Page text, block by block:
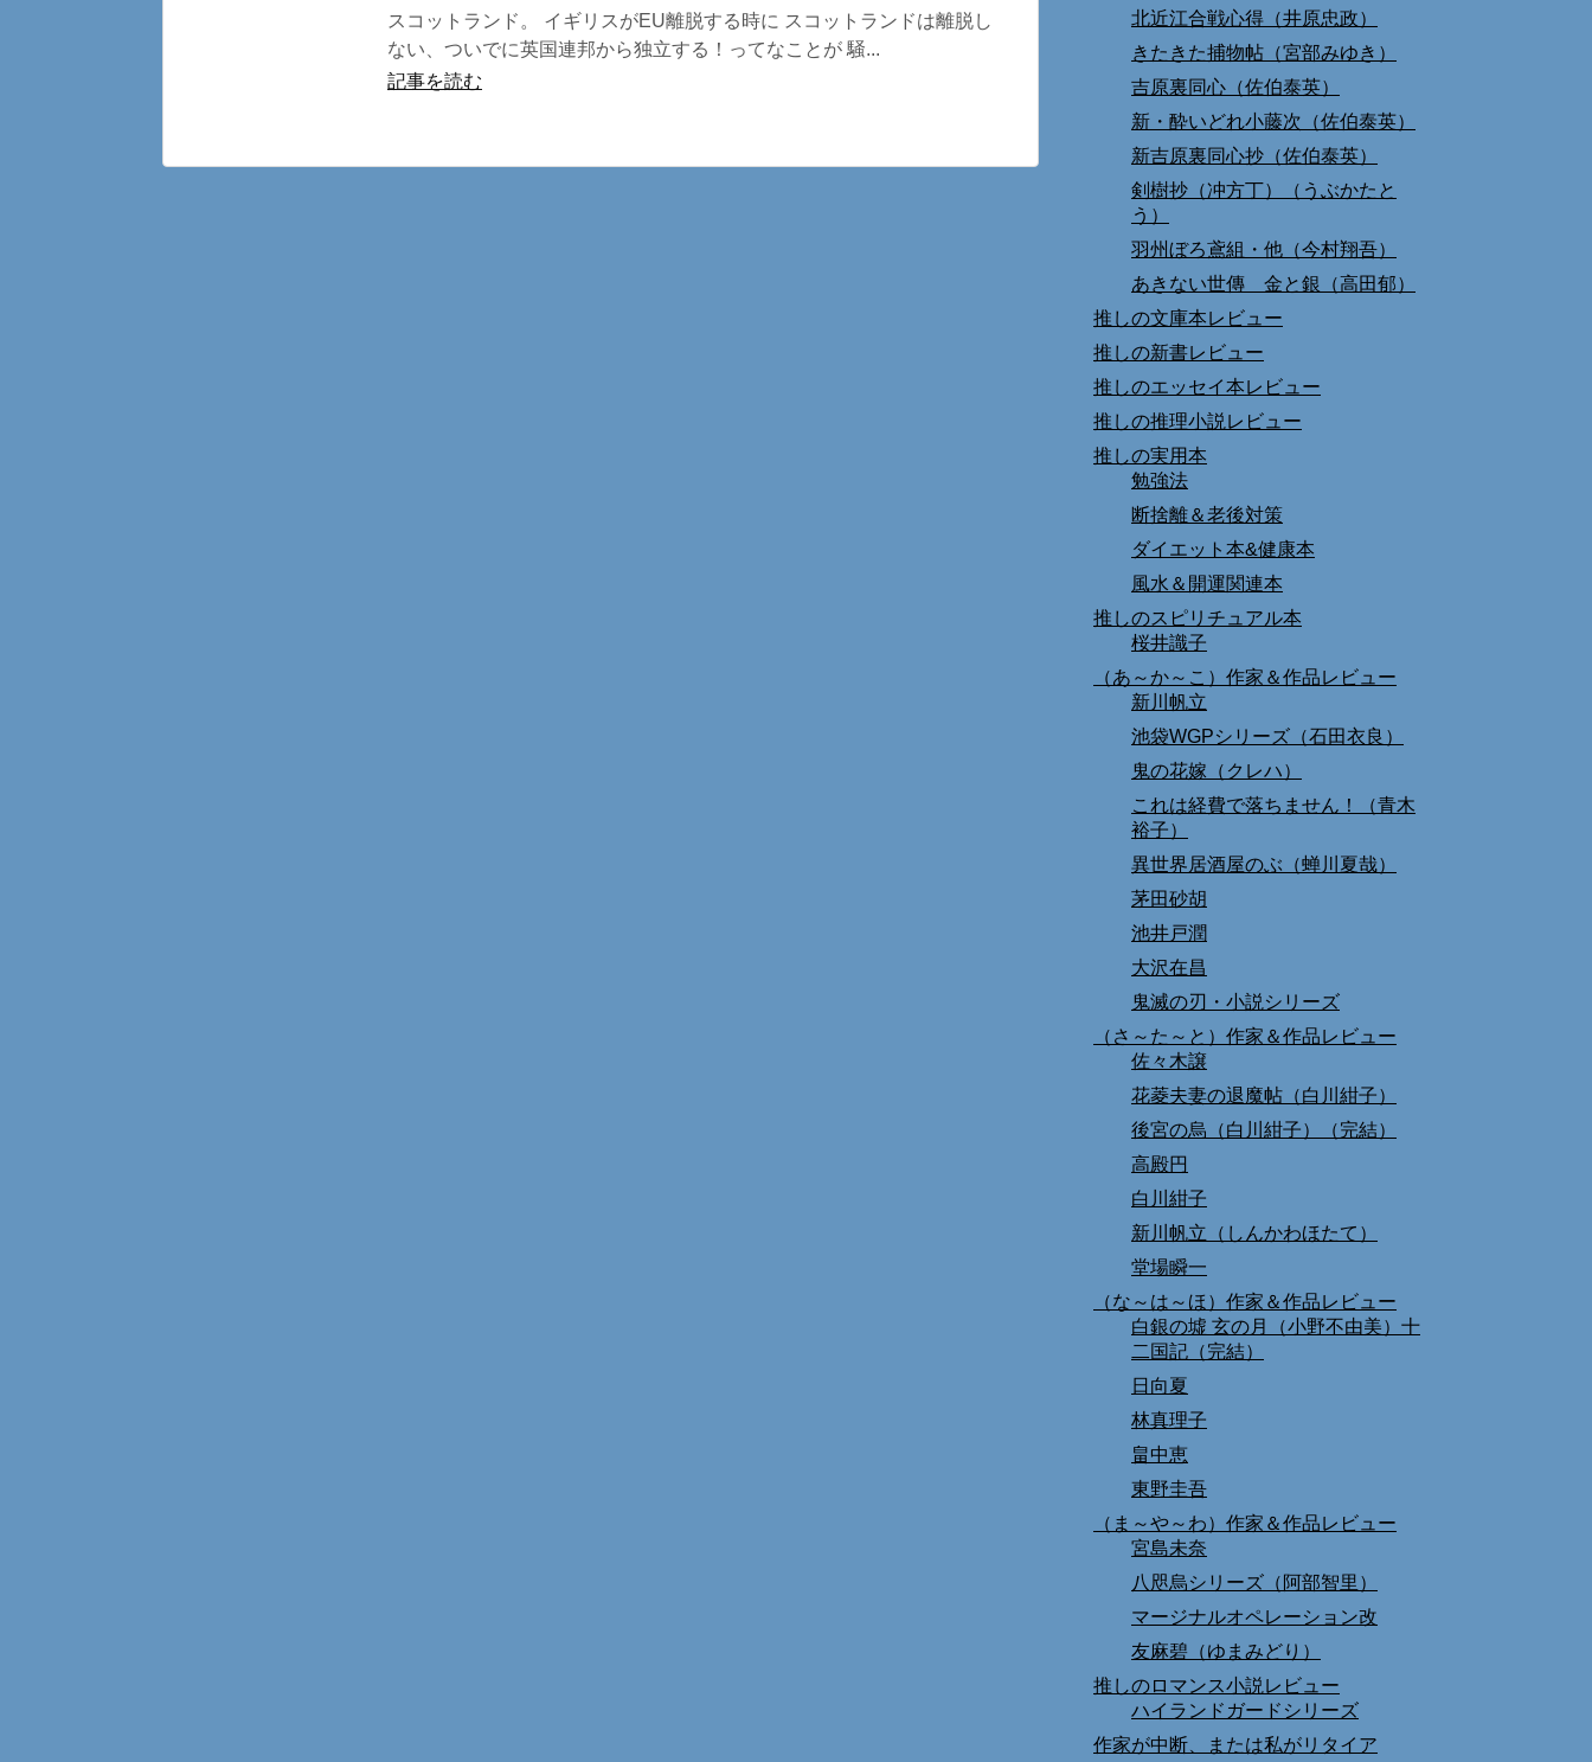
スコットランド。 イギリスがEU離脱する時に スコットランドは離脱し
ない、ついでに英国連邦から独立する！ってなことが 騒...
記事を読む
北近江合戦心得（井原忠政）
きたきた捕物帖（宮部みゆき）
吉原裏同心（佐伯泰英）
新・酔いどれ小藤次（佐伯泰英）
新吉原裏同心抄（佐伯泰英）
剣樹抄（冲方丁）（うぶかたと
う）
羽州ぼろ鳶組・他（今村翔吾）
あきない世傳 金と銀（高田郁）
推しの文庫本レビュー
推しの新書レビュー
推しのエッセイ本レビュー
推しの推理小説レビュー
推しの実用本
勉強法
断捨離＆老後対策
ダイエット本&健康本
風水＆開運関連本
推しのスピリチュアル本
桜井識子
（あ～か～こ）作家＆作品レビュー
新川帆立
池袋WGPシリーズ（石田衣良）
鬼の花嫁（クレハ）
これは経費で落ちません！（青木
裕子）
異世界居酒屋のぶ（蝉川夏哉）
茅田砂胡
池井戸潤
大沢在昌
鬼滅の刃・小説シリーズ
（さ～た～と）作家＆作品レビュー
佐々木譲
花菱夫妻の退魔帖（白川紺子）
後宮の烏（白川紺子）（完結）
高殿円
白川紺子
新川帆立（しんかわほたて）
堂場瞬一
（な～は～ほ）作家＆作品レビュー
白銀の墟 玄の月（小野不由美）十
二国記（完結）
日向夏
林真理子
畠中恵
東野圭吾
（ま～や～わ）作家＆作品レビュー
宮島未奈
八咫烏シリーズ（阿部智里）
マージナルオペレーション改
友麻碧（ゆまみどり）
推しのロマンス小説レビュー
ハイランドガードシリーズ
作家が中断、または私がリタイア